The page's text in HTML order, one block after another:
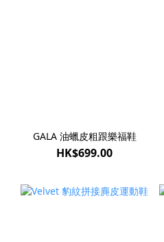
GALA 油蠟皮粗跟樂福鞋
HK$699.00